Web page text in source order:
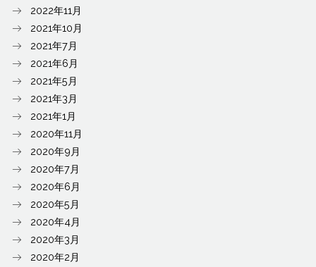
2022年11月
2021年10月
2021年7月
2021年6月
2021年5月
2021年3月
2021年1月
2020年11月
2020年9月
2020年7月
2020年6月
2020年5月
2020年4月
2020年3月
2020年2月